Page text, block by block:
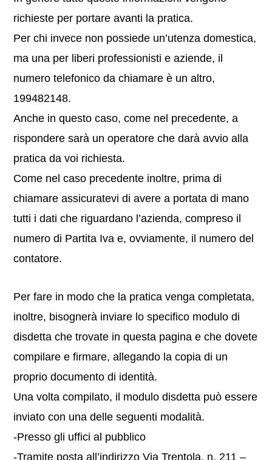
richieste per portare avanti la pratica.
Per chi invece non possiede un’utenza domestica,
ma una per liberi professionisti e aziende, il
numero telefonico da chiamare è un altro,
199482148.
Anche in questo caso, come nel precedente, a
rispondere sarà un operatore che darà avvio alla
pratica da voi richiesta.
Come nel caso precedente inoltre, prima di
chiamare assicuratevi di avere a portata di mano
tutti i dati che riguardano l’azienda, compreso il
numero di Partita Iva e, ovviamente, il numero del
contatore.
Per fare in modo che la pratica venga completata,
inoltre, bisognerà inviare lo specifico modulo di
disdetta che trovate in questa pagina e che dovete
compilare e firmare, allegando la copia di un
proprio documento di identità.
Una volta compilato, il modulo disdetta può essere
inviato con una delle seguenti modalità.
-Presso gli uffici al pubblico
-Tramite posta all’indirizzo Via Trentola, n. 211 –